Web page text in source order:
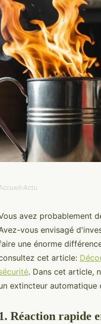
dans
votre
›Actu
avez probablement
vous envisagé
une énorme
cet article:
. Dans cet article,
extincteur
1. Réaction rapide